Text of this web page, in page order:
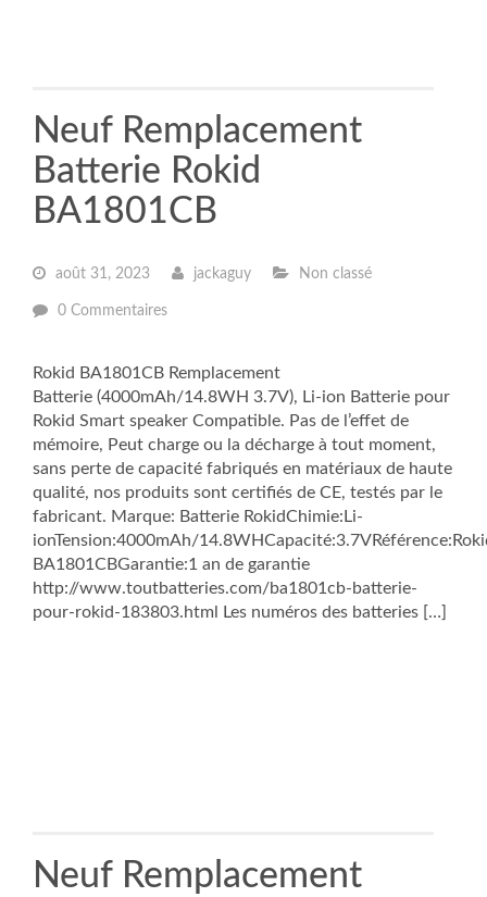
Neuf Remplacement
Batterie Rokid
BA1801CB
août 31, 2023 jackaguy Non classé
0 Commentaires
Rokid BA1801CB Remplacement
Batterie (4000mAh/14.8WH 3.7V), Li-ion Batterie pour
Rokid Smart speaker Compatible. Pas de l’effet de
mémoire, Peut charge ou la décharge à tout moment,
sans perte de capacité fabriqués en matériaux de haute
qualité, nos produits sont certifiés de CE, testés par le
fabricant. Marque: Batterie RokidChimie:Li-
ionTension:4000mAh/
BA1801CBGarantie:1 an de garantie
http://www.toutbatteries.com/ba1801cb-batterie-
pour-rokid-183803.html Les numéros des batteries […]
Neuf Remplacement